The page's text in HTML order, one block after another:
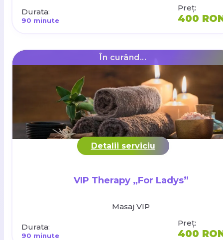
Durata:
90 minute
Preț:
400
În curând...
Detalii serviciu
VIP Therapy „For Ladys”
Masaj VIP
Durata:
90 minute
Preț:
400